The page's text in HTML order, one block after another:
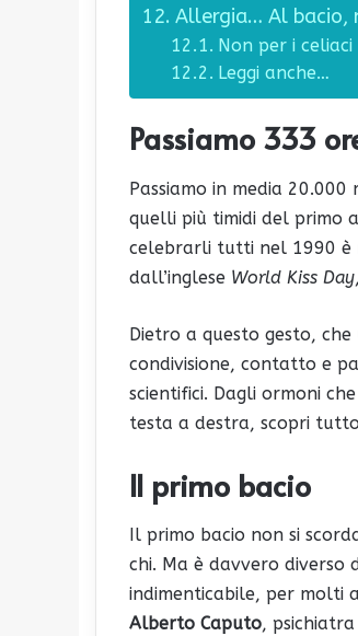
Allergia… Al bacio,
Non per i celiaci
Leggi anche…
Passiamo 333
Passiamo in media
quelli più timidi del primo
celebrarli tutti nel 1990 è
dall’inglese World Kiss Day
Dietro a questo gesto,
condivisione, contatto e
scientifici. Dagli ormoni
testa a destra, scopri tutto
Il primo bacio
Il primo bacio non si
chi. Ma è davvero
indimenticabile, per molti
Alberto Caputo,